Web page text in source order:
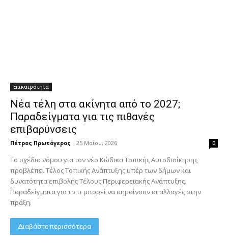
Επικαιρότητα
Νέα τέλη στα ακίνητα από το 2027;
Παραδείγματα για τις πιθανές
επιβαρύνσεις
Πέτρος Πρωτόγερος - 25 Μαΐου, 2026 0
Το σχέδιο νόμου για τον νέο Κώδικα Τοπικής Αυτοδιοίκησης
προβλέπει Τέλος Τοπικής Ανάπτυξης υπέρ των δήμων και
δυνατότητα επιβολής Τέλους Περιφερειακής Ανάπτυξης.
Παραδείγματα για το τι μπορεί να σημαίνουν οι αλλαγές στην
πράξη.
Διαβάστε περισσότερα